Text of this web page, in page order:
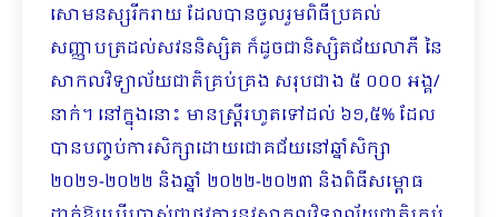
សោមនស្សរីករាយ ដែលបានចូលរួមពិធីប្រគល់
សញ្ញាបត្រដល់សវននិស្សិត ក៏ដូចជានិស្សិតជ័យលាភី នៃ
សាកលវិទ្យាល័យជាតិគ្រប់គ្រង សរុបជាង ៥ ០០០ អង្គ/
នាក់។ នៅក្នុងនោះ មានស្រ្តីរហូតទៅដល់ ៦១,៥% ដែល
បានបញ្ចប់ការសិក្សាដោយជោគជ័យនៅឆ្នាំសិក្សា
២០២១-២០២២ និងឆ្នាំ ២០២២-២០២៣ និងពិធីសម្ពោធ